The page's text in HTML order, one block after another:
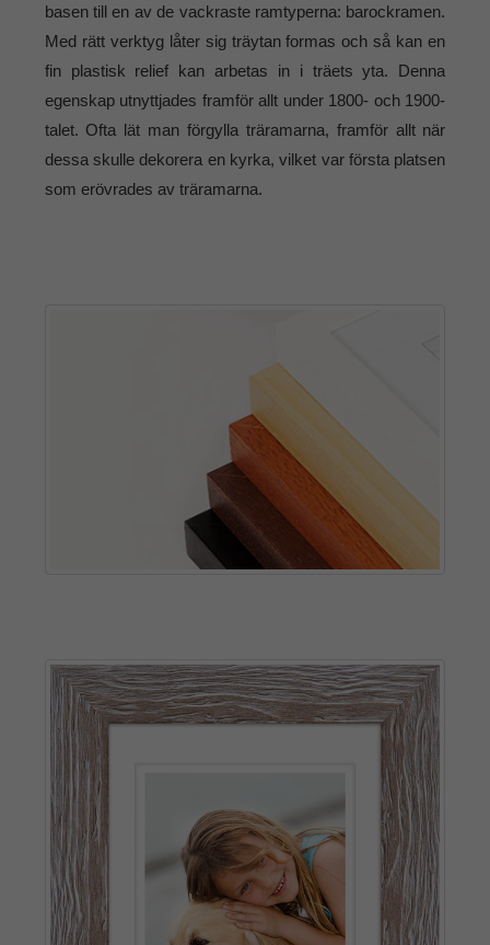
basen till en av de vackraste ramtyperna: barockramen.
Med rätt verktyg låter sig träytan formas och så kan en
fin plastisk relief kan arbetas in i träets yta. Denna
egenskap utnyttjades framför allt under 1800- och 1900-
talet. Ofta lät man förgylla träramarna, framför allt när
dessa skulle dekorera en kyrka, vilket var första platsen
som erövrades av träramarna.